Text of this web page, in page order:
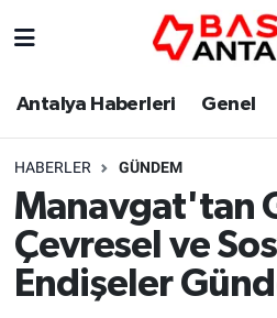
Antalya Haberleri Genel
HABERLER GÜNDEM
Manavgat'tan
Çevresel ve
Endişeler